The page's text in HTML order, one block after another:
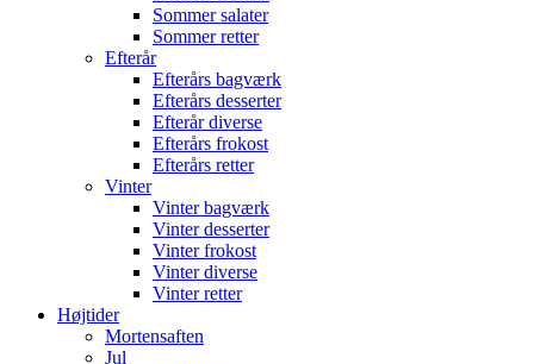
Sommer salater
Sommer retter
Efterår
Efterårs bagværk
Efterårs desserter
Efterår diverse
Efterårs frokost
Efterårs retter
Vinter
Vinter bagværk
Vinter desserter
Vinter frokost
Vinter diverse
Vinter retter
Højtider
Mortensaften
Jul